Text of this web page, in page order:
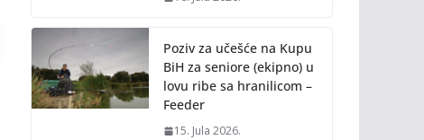
Poziv za učešće na Kupu
BiH za seniore (ekipno) u
lovu ribe sa hranilicom –
Feeder
15. Jula 2026.